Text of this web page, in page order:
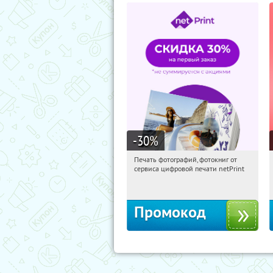
-30%
13:44:59 Получили:
Печать фотографий, фотокниг от
сервиса цифровой печати netPrint
Промокод